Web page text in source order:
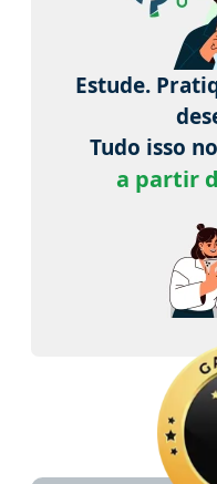
Estude.
Tudo isso
a partir